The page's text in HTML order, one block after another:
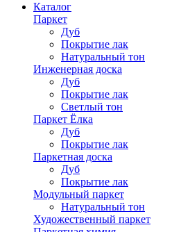
Каталог
Паркет
Дуб
Покрытие лак
Натуральный тон
Инженерная доска
Дуб
Покрытие лак
Светлый тон
Паркет Ёлка
Дуб
Покрытие лак
Паркетная доска
Дуб
Покрытие лак
Модульный паркет
Натуральный тон
Художественный паркет